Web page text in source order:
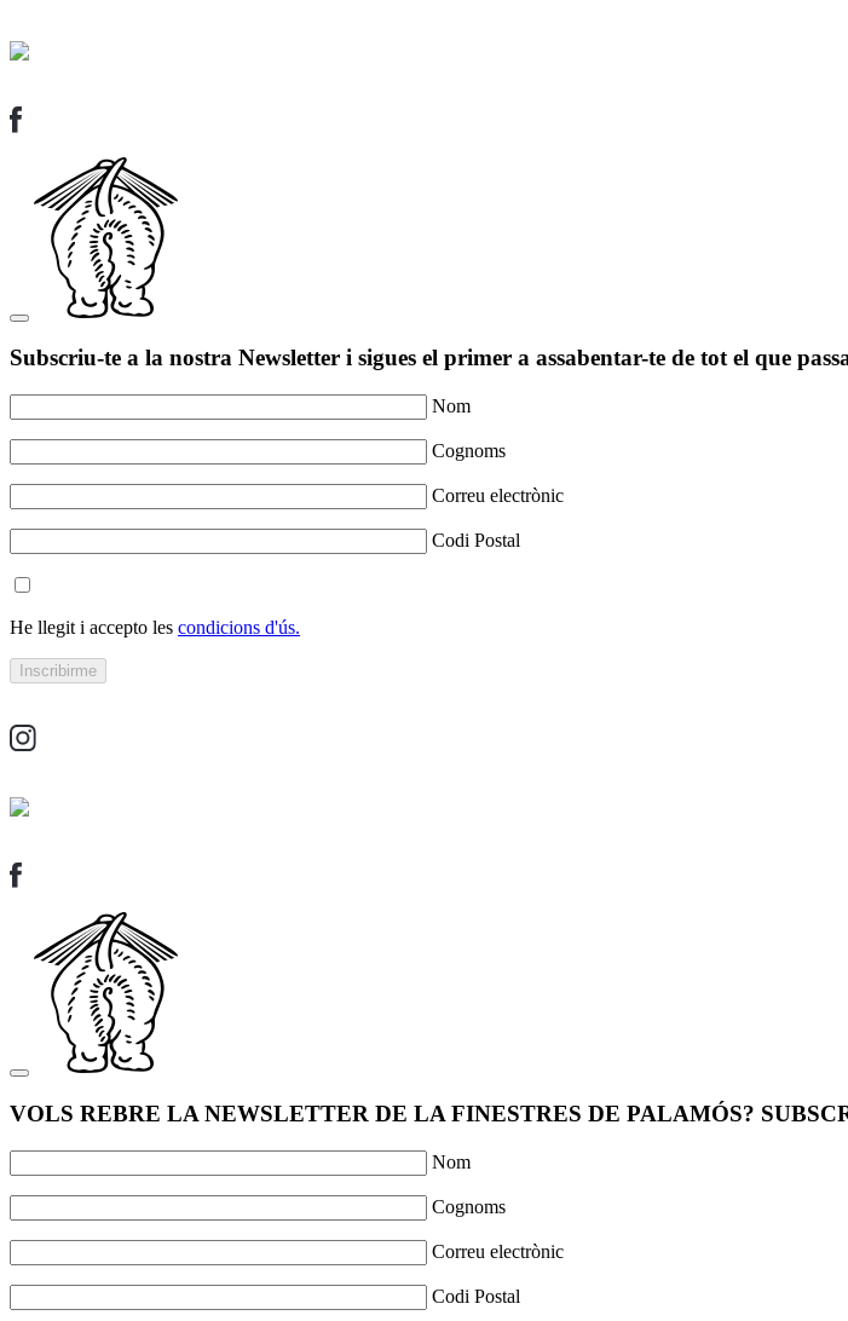
Subscriu-te a la nostra Newsletter i sigues el primer a assabentar-te de tot el que
Nom
Cognoms
Correu electrònic
Codi Postal
He llegit i accepto les condicions d'ús.
VOLS REBRE LA NEWSLETTER DE LA FINESTRES DE PALAMÓS?
Nom
Cognoms
Correu electrònic
Codi Postal